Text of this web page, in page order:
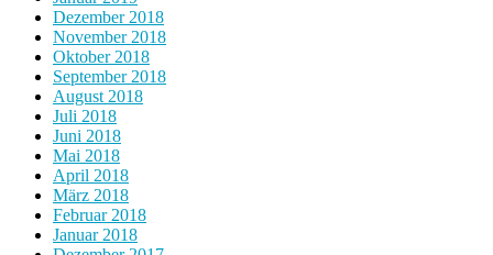
Dezember 2018
November 2018
Oktober 2018
September 2018
August 2018
Juli 2018
Juni 2018
Mai 2018
April 2018
März 2018
Februar 2018
Januar 2018